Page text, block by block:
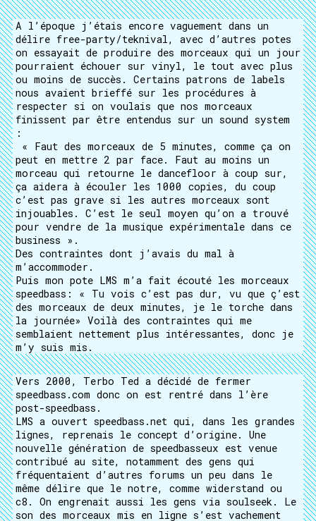
A l’époque j’étais encore vaguement dans un
délire free-party/teknival, avec d’autres potes
on essayait de produire des morceaux qui un jour
pourraient échouer sur vinyl, le tout avec plus
ou moins de succès. Certains patrons de labels
nous avaient brieffé sur les procédures à
respecter si on voulais que nos morceaux
finissent par être entendus sur un sound system
:
« Faut des morceaux de 5 minutes, comme ça on
peut en mettre 2 par face. Faut au moins un
morceau qui retourne le dancefloor à coup sur,
ça aidera à écouler les 1000 copies, du coup
c’est pas grave si les autres morceaux sont
injouables. C’est le seul moyen qu’on a trouvé
pour vendre de la musique expérimentale dans ce
business ».
Des contraintes dont j’avais du mal à
m’accommoder.
Puis mon pote LMS m’a fait écouté les morceaux
speedbass: « Tu vois c’est pas dur, vu que ç’est
des morceaux de deux minutes, je le torche dans
la journée» Voilà des contraintes qui me
semblaient nettement plus intéressantes, donc je
m’y suis mis.
Vers 2000, Terbo Ted a décidé de fermer
speedbass.com donc on est rentré dans l’ère
post-speedbass.
LMS a ouvert speedbass.net qui, dans les grandes
lignes, reprenais le concept d’origine. Une
nouvelle génération de speedbasseux est venue
contribué au site, notamment des gens qui
fréquentaient d’autres forums un peu dans le
même délire que le notre, comme widerstand ou
c8. On engrenait aussi les gens via soulseek. Le
son des morceaux mis en ligne s’est vachement